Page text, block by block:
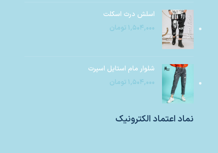
اسلش درث اسکلت
۱,۵۰۴,۰۰۰ تومان
شلوار مام استایل اسپرت
۱,۵۰۴,۰۰۰ تومان
نماد اعتماد الکترونیک